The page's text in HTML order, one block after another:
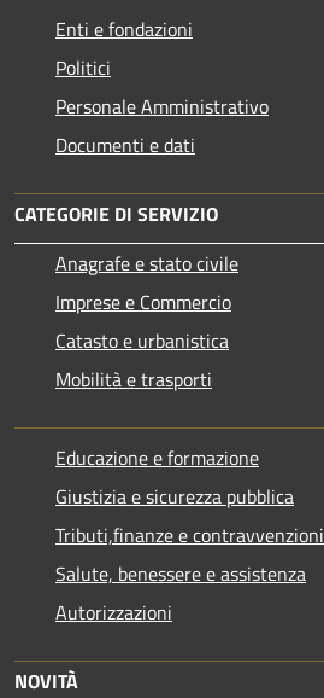
Enti e fondazioni
Politici
Personale Amministrativo
Documenti e dati
CATEGORIE DI SERVIZIO
Anagrafe e stato civile
Imprese e Commercio
Catasto e urbanistica
Mobilità e trasporti
Educazione e formazione
Giustizia e sicurezza pubblica
Tributi,finanze e contravvenzioni
Salute, benessere e assistenza
Autorizzazioni
NOVITÀ